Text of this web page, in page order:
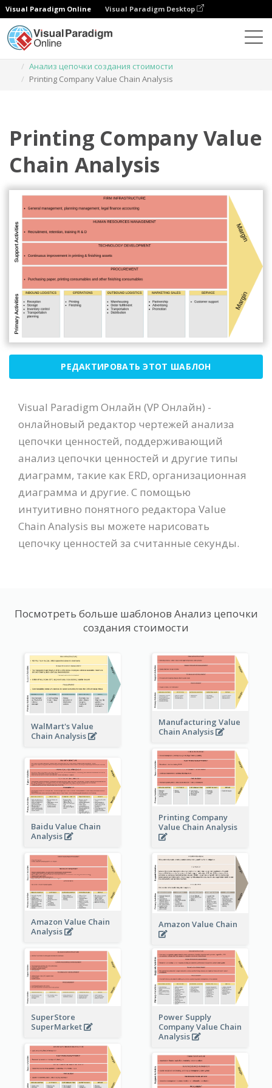
Visual Paradigm Online Visual Paradigm Desktop
Анализ цепочки создания стоимости
Printing Company Value Chain Analysis
Printing Company Value
Chain Analysis
РЕДАКТИРОВАТЬ ЭТОТ ШАБЛОН
Visual Paradigm Онлайн (VP Онлайн) -
онлайновый редактор чертежей анализа
цепочки ценностей, поддерживающий
анализ цепочки ценностей и другие типы
диаграмм, такие как ERD, организационная
диаграмма и другие. С помощью
интуитивно понятного редактора Value
Chain Analysis вы можете нарисовать
цепочку ценностей за считанные секунды.
Посмотреть больше шаблонов Анализ цепочки
создания стоимости
WalMart's Value
Chain Analysis
Manufacturing Value
Chain Analysis
Printing Company
Value Chain Analysis
Baidu Value Chain
Analysis
Amazon Value Chain
Analysis
Amazon Value Chain
SuperStore
SuperMarket
Power Supply
Company Value Chain
Analysis